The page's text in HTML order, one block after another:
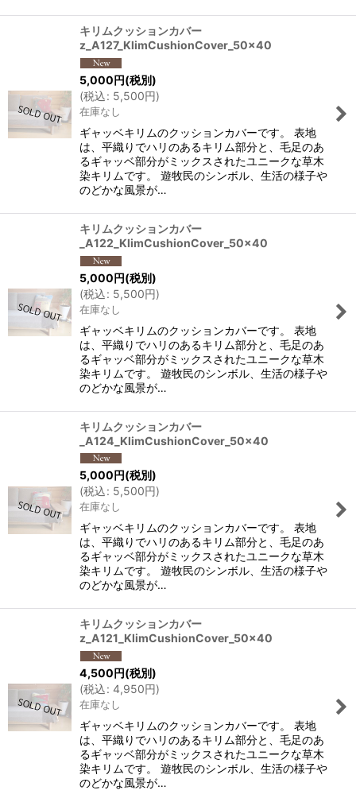
キリムクッションカバー
z_A127_KlimCushionCover_50x40
5,000円(税別)
(税込: 5,500円)
在庫なし
ギャッベキリムのクッションカバーです。 表地
は、平織りでハリのあるキリム部分と、毛足のあ
るギャッベ部分がミックスされたユニークな草木
染キリムです。 遊牧民のシンボル、生活の様子や
のどかな風景が…
キリムクッションカバー
_A122_KlimCushionCover_50x40
5,000円(税別)
(税込: 5,500円)
在庫なし
ギャッベキリムのクッションカバーです。 表地
は、平織りでハリのあるキリム部分と、毛足のあ
るギャッベ部分がミックスされたユニークな草木
染キリムです。 遊牧民のシンボル、生活の様子や
のどかな風景が…
キリムクッションカバー
_A124_KlimCushionCover_50x40
5,000円(税別)
(税込: 5,500円)
在庫なし
ギャッベキリムのクッションカバーです。 表地
は、平織りでハリのあるキリム部分と、毛足のあ
るギャッベ部分がミックスされたユニークな草木
染キリムです。 遊牧民のシンボル、生活の様子や
のどかな風景が…
キリムクッションカバー
z_A121_KlimCushionCover_50x40
4,500円(税別)
(税込: 4,950円)
在庫なし
ギャッベキリムのクッションカバーです。 表地
は、平織りでハリのあるキリム部分と、毛足のあ
るギャッベ部分がミックスされたユニークな草木
染キリムです。 遊牧民のシンボル、生活の様子や
のどかな風景が…